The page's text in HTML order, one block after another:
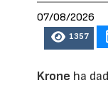
07/08/2026
1357
Krone ha